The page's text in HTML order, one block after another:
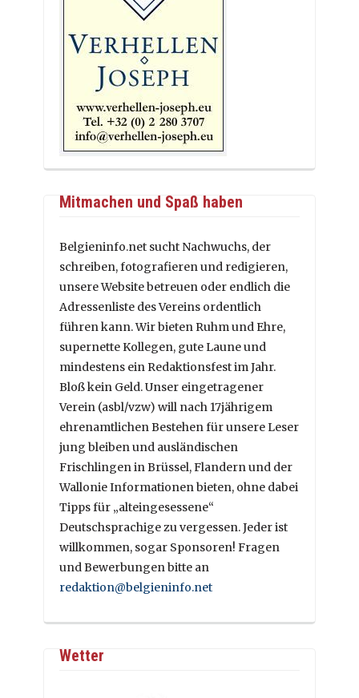
Mitmachen und Spaß haben
Belgieninfo.net sucht Nachwuchs, der
schreiben, fotografieren und redigieren,
unsere Website betreuen oder endlich die
Adressenliste des Vereins ordentlich
führen kann. Wir bieten Ruhm und Ehre,
supernette Kollegen, gute Laune und
mindestens ein Redaktionsfest im Jahr.
Bloß kein Geld. Unser eingetragener
Verein (asbl/vzw) will nach 17jährigem
ehrenamtlichen Bestehen für unsere Leser
jung bleiben und ausländischen
Frischlingen in Brüssel, Flandern und der
Wallonie Informationen bieten, ohne dabei
Tipps für „alteingesessene“
Deutschsprachige zu vergessen. Jeder ist
willkommen, sogar Sponsoren! Fragen
und Bewerbungen bitte an
redaktion@belgieninfo.net
Wetter